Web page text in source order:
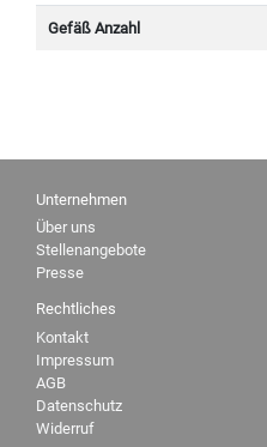
Gefäß Anzahl
Unternehmen
Über uns
Stellenangebote
Presse
Rechtliches
Kontakt
Impressum
AGB
Datenschutz
Widerruf